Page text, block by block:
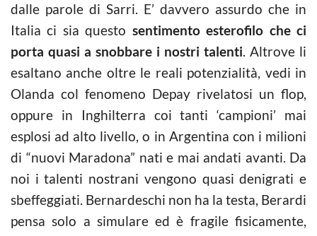
dalle parole di Sarri. E’ davvero assurdo che in
Italia ci sia questo sentimento esterofilo che ci
porta quasi a snobbare i nostri talenti. Altrove li
esaltano anche oltre le reali potenzialità, vedi in
Olanda col fenomeno Depay rivelatosi un flop,
oppure in Inghilterra coi tanti ‘campioni’ mai
esplosi ad alto livello, o in Argentina con i milioni
di “nuovi Maradona” nati e mai andati avanti. Da
noi i talenti nostrani vengono quasi denigrati e
sbeffeggiati. Bernardeschi non ha la testa, Berardi
pensa solo a simulare ed è fragile fisicamente,